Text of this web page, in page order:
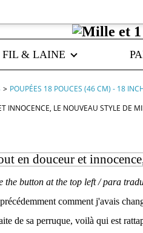
FIL & LAINE
> POUPÉES 18 POUCES (46 CM) - 18
INNOCENCE, LE NOUVEAU STYLE DE
en douceur et
the button at the top left / para
comment j'avais
de sa perruque, voilà qui est